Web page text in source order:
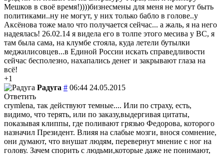
Мешков в своё время!))))бизнесмены для меня не могут быть
политиками..ну не могут, у них только бабло в голове..у
Аксёнова тоже мало что получается сейчас... а жаль, я на него
надеялась! 26.02.14 я видела его в толпе этого месива у ВС, я
там была сама, на клумбе стояла, куда летели бутылки
меджилисовцев...в Единой России искать справедливости
сейчас бесполезно, нахапались денег и закрывают глаза на
всё!
+1
Радуга # 06:44 24.05.2015
Ответить
crymlena, так действуют темные.... Или по страху, есть,
видимо, что терять, или по заказу,выдергивая цитаты,
показывая клиппы, где поливают грязью Федорова, которого
назначил Президент. Влияя на слабые мозги, внося сомнение,
они думают, что внушат людям, перевернут мнение с ног на
голову. Зачем спорить с людьми,которые даже не понимают,